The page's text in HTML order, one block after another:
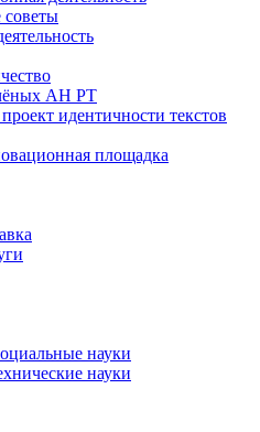
советы
АН РТ
идентичности текстов
площадка
науки
науки